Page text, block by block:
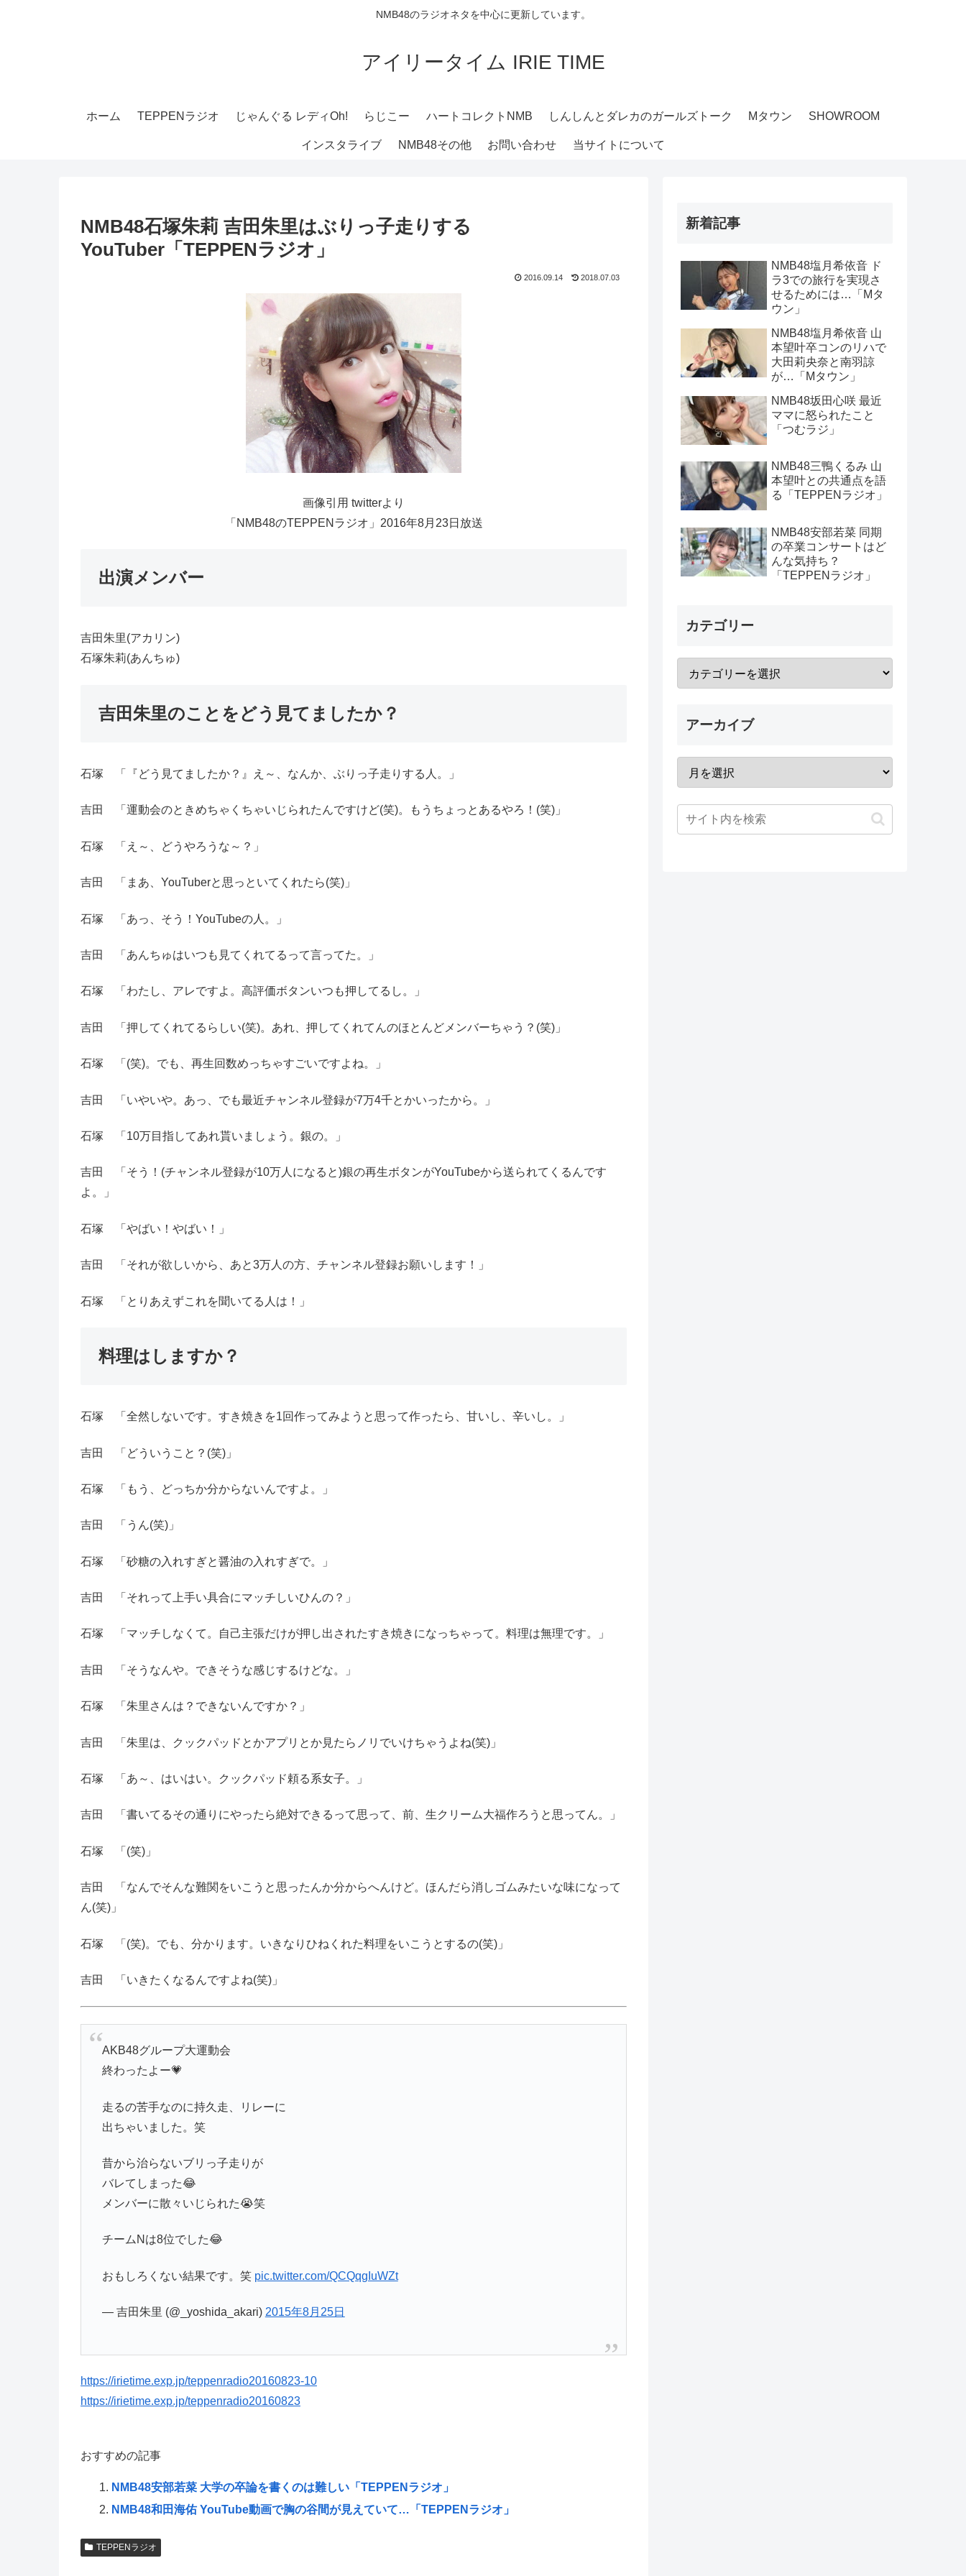
NMB48のラジオネタを中心に更新しています。
アイリータイム IRIE TIME
ホーム TEPPENラジオ じゃんぐる レディOh! らじこー ハートコレクトNMB しんしんとダレカのガールズトーク Mタウン SHOWROOM
インスタライブ NMB48その他 お問い合わせ 当サイトについて
NMB48石塚朱莉 吉田朱里はぶりっ子走りする
YouTuber「TEPPENラジオ」
2016.09.14 2018.07.03
画像引用 twitterより
「NMB48のTEPPENラジオ」2016年8月23日放送
出演メンバー
吉田朱里(アカリン)
石塚朱莉(あんちゅ)
吉田朱里のことをどう見てましたか？
石塚 「『どう見てましたか？』え～、なんか、ぶりっ子走りする人。」
吉田 「運動会のときめちゃくちゃいじられたんですけど(笑)。もうちょっとあるやろ！(笑)」
石塚 「え～、どうやろうな～？」
吉田 「まあ、YouTuberと思っといてくれたら(笑)」
石塚 「あっ、そう！YouTubeの人。」
吉田 「あんちゅはいつも見てくれてるって言ってた。」
石塚 「わたし、アレですよ。高評価ボタンいつも押してるし。」
吉田 「押してくれてるらしい(笑)。あれ、押してくれてんのほとんどメンバーちゃう？(笑)」
石塚 「(笑)。でも、再生回数めっちゃすごいですよね。」
吉田 「いやいや。あっ、でも最近チャンネル登録が7万4千とかいったから。」
石塚 「10万目指してあれ貰いましょう。銀の。」
吉田 「そう！(チャンネル登録が10万人になると)銀の再生ボタンがYouTubeから送られてくるんです
よ。」
石塚 「やばい！やばい！」
吉田 「それが欲しいから、あと3万人の方、チャンネル登録お願いします！」
石塚 「とりあえずこれを聞いてる人は！」
料理はしますか？
石塚 「全然しないです。すき焼きを1回作ってみようと思って作ったら、甘いし、辛いし。」
吉田 「どういうこと？(笑)」
石塚 「もう、どっちか分からないんですよ。」
吉田 「うん(笑)」
石塚 「砂糖の入れすぎと醤油の入れすぎで。」
吉田 「それって上手い具合にマッチしいひんの？」
石塚 「マッチしなくて。自己主張だけが押し出されたすき焼きになっちゃって。料理は無理です。」
吉田 「そうなんや。できそうな感じするけどな。」
石塚 「朱里さんは？できないんですか？」
吉田 「朱里は、クックパッドとかアプリとか見たらノリでいけちゃうよね(笑)」
石塚 「あ～、はいはい。クックパッド頼る系女子。」
吉田 「書いてるその通りにやったら絶対できるって思って、前、生クリーム大福作ろうと思ってん。」
石塚 「(笑)」
吉田 「なんでそんな難関をいこうと思ったんか分からへんけど。ほんだら消しゴムみたいな味になって
ん(笑)」
石塚 「(笑)。でも、分かります。いきなりひねくれた料理をいこうとするの(笑)」
吉田 「いきたくなるんですよね(笑)」
AKB48グループ大運動会
終わったよー💗
走るの苦手なのに持久走、リレーに
出ちゃいました。笑
昔から治らないブリっ子走りが
バレてしまった😂
メンバーに散々いじられた😭笑
チームNは8位でした😂
おもしろくない結果です。笑 pic.twitter.com/QCQqgIuWZt
— 吉田朱里 (@_yoshida_akari) 2015年8月25日
https://irietime.exp.jp/teppenradio20160823-10
https://irietime.exp.jp/teppenradio20160823
おすすめの記事
NMB48安部若菜 大学の卒論を書くのは難しい「TEPPENラジオ」
NMB48和田海佑 YouTube動画で胸の谷間が見えていて…「TEPPENラジオ」
TEPPENラジオ
新着記事
NMB48塩月希依音 ド
ラ3での旅行を実現さ
せるためには…「Mタ
ウン」
NMB48塩月希依音 山
本望叶卒コンのリハで
大田莉央奈と南羽諒
が…「Mタウン」
NMB48坂田心咲 最近
ママに怒られたこと
「つむラジ」
NMB48三鴨くるみ 山
本望叶との共通点を語
る「TEPPENラジオ」
NMB48安部若菜 同期
の卒業コンサートはど
んな気持ち？
「TEPPENラジオ」
カテゴリー
アーカイブ